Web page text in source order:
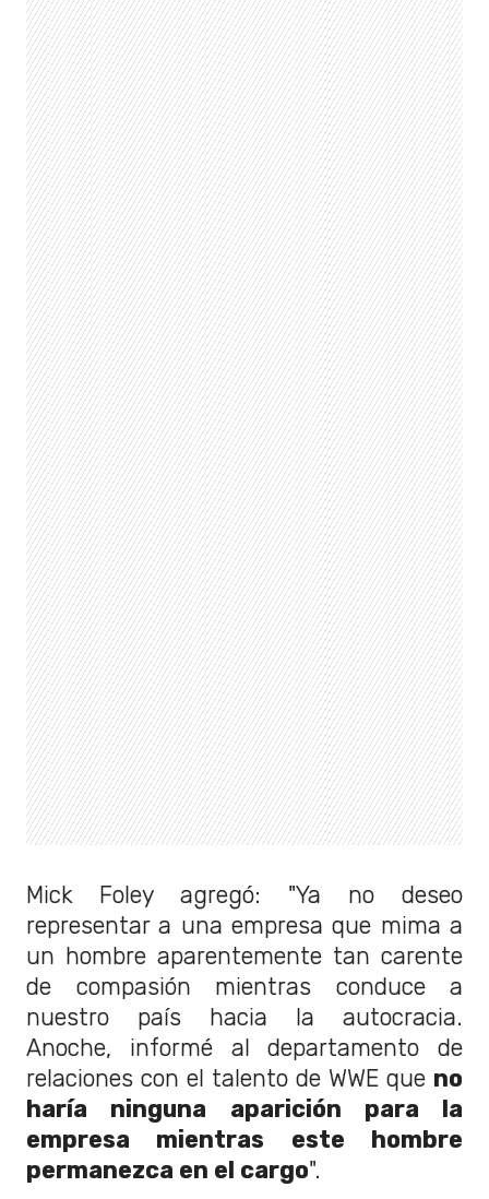
Mick Foley agregó: "Ya no deseo
representar a una empresa que mima a
un hombre aparentemente tan carente
de compasión mientras conduce a
nuestro país hacia la autocracia.
Anoche, informé al departamento de
relaciones con el talento de WWE que no
haría ninguna aparición para la
empresa mientras este hombre
permanezca en el cargo".